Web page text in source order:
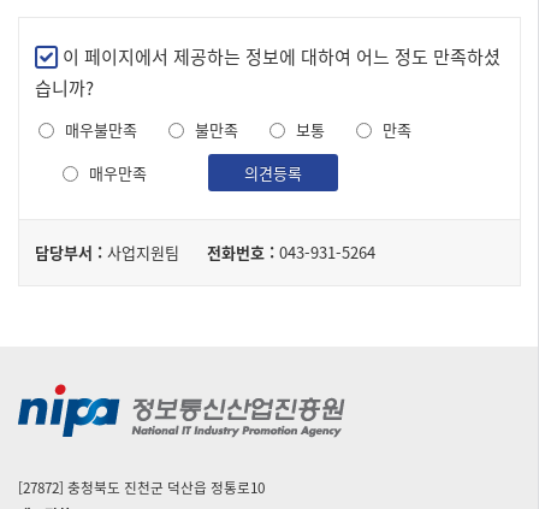
만
족
도
조
이 페이지에서 제공하는 정보에 대하여 어느 정도 만족하셨
습니까?
매우불만족 불만족 보통
만족
매우만족
의견등록
담
당
담당부서 : 사업지원팀 전화번호 : 043-931-5264
[27872] 충청북도 진천군 덕산읍 정통로10